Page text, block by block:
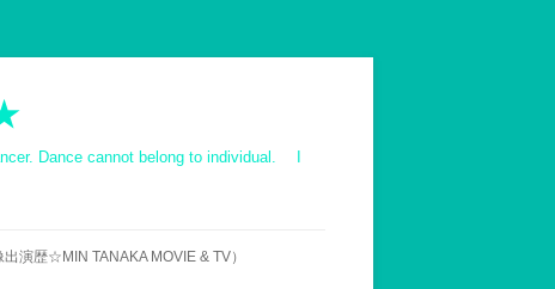
Dance cannot belong to individual. I
出演歴☆MIN TANAKA MOVIE & TV）